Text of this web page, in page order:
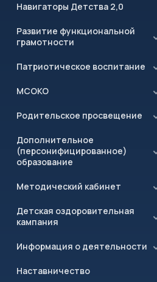
Навигаторы Детства 2,0
Развитие функциональной
грамотности
Патриотическое воспитание
МСОКО
Родительское просвещение
Дополнительное
(персонифицированное)
образование
Методический кабинет
Детская оздоровительная
кампания
Информация о деятельности
Наставничество